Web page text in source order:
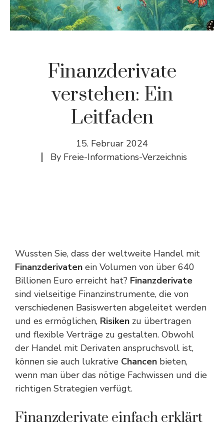
Finanzderivate
verstehen: Ein
Leitfaden
15. Februar 2024
By Freie-Informations-Verzeichnis
Wussten Sie, dass der weltweite Handel mit
Finanzderivaten ein Volumen von über 640
Billionen Euro erreicht hat? Finanzderivate
sind vielseitige Finanzinstrumente, die von
verschiedenen Basiswerten abgeleitet werden
und es ermöglichen, Risiken zu übertragen
und flexible Verträge zu gestalten. Obwohl
der Handel mit Derivaten anspruchsvoll ist,
können sie auch lukrative Chancen bieten,
wenn man über das nötige Fachwissen und die
richtigen Strategien verfügt.
Finanzderivate einfach erklärt